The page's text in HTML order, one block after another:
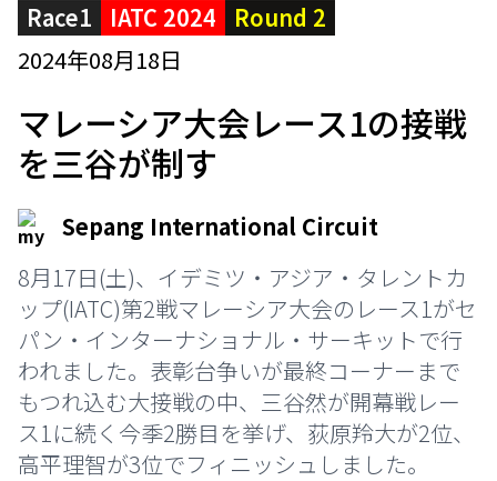
Race1 IATC 2024
Round 2
2024年08月18日
マレーシア大会レース1の接戦
を三谷が制す
Sepang International Circuit
8月17日(土)、イデミツ・アジア・タレントカ
ップ(IATC)第2戦マレーシア大会のレース1がセ
パン・インターナショナル・サーキットで行
われました。表彰台争いが最終コーナーまで
もつれ込む大接戦の中、三谷然が開幕戦レー
ス1に続く今季2勝目を挙げ、荻原羚大が2位、
高平理智が3位でフィニッシュしました。